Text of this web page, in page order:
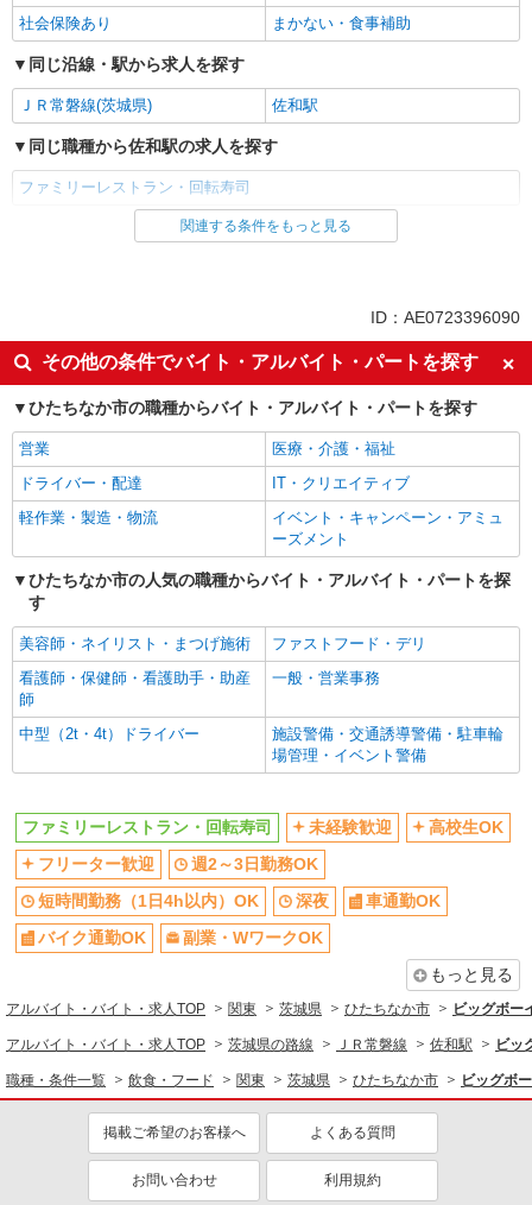
社会保険あり
まかない・食事補助
同じ沿線・駅から求人を探す
ＪＲ常磐線(茨城県) 佐和駅
同じ職種から佐和駅の求人を探す
ファミリーレストラン・回転寿司
同じ雇用形態から佐和駅の求人を探す
未経験歓迎
高校生OK
フリーター歓迎
週2～3日勤務OK
短時間勤務（1日4h以内）OK
深夜
車通勤OK
バイク通勤OK
副業・WワークOK
交通費支給
社会保険あり
まかない・食事補助
同じ特徴から求人を探す
未経験歓迎
高校生OK
週2～3日勤務OK
短時間勤務（1日4h以内）OK
車通勤OK
社会保険あり
まかない・食事補助
関連する条件をもっと見る
ID：AE0723396090
その他の条件でバイト・アルバイト・パートを探す
ひたちなか市の職種からバイト・アルバイト・パートを探す
営業
医療・介護・福祉
ドライバー・配達
IT・クリエイティブ
軽作業・製造・物流
イベント・キャンペーン・アミュ
ーズメント
ひたちなか市の人気の職種からバイト・アルバイト・パートを探
す
美容師・ネイリスト・まつげ施術
ファストフード・デリ
看護師・保健師・看護助手・助産
師
一般・営業事務
中型（2t・4t）ドライバー
施設警備・交通誘導警備・駐車輪
場管理・イベント警備
ファミリーレストラン・回転寿司 未経験歓迎
高校生OK
フリーター歓迎
週2～3日勤務OK
短時間勤務（1日4h以内）OK
深夜
車通勤OK
バイク通勤OK
副業・WワークOK
もっと見る
アルバイト・バイト・求人TOP 関東 茨城県 ひたちなか市 ビッグボー
アルバイト・バイト・求人TOP 茨城県の路線 ＪＲ常磐線 佐和駅 ビッ
職種・条件一覧 飲食・フード 関東 茨城県 ひたちなか市 ビッグボ
掲載ご希望のお客様へ よくある質問
お問い合わせ 利用規約